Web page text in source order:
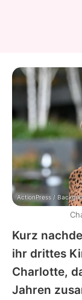
Kurz
ihr drittes
Charlotte,
Jahren
ActionPress / Backgrid